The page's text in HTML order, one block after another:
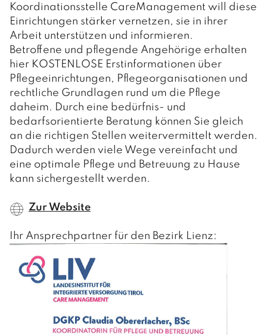
Koordinationsstelle CareManagement will diese
Einrichtungen stärker vernetzen, sie in ihrer
Arbeit unterstützen und informieren.
Betroffene und pflegende Angehörige erhalten
hier KOSTENLOSE Erstinformationen über
Pflegeeinrichtungen, Pflegeorganisationen und
rechtliche Grundlagen rund um die Pflege
daheim. Durch eine bedürfnis- und
bedarfsorientierte Beratung können Sie gleich
an die richtigen Stellen weitervermittelt werden.
Dadurch werden viele Wege vereinfacht und
eine optimale Pflege und Betreuung zu Hause
kann sichergestellt werden.
Zur Website
Ihr Ansprechpartner für den Bezirk Lienz: